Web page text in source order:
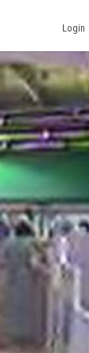
Login